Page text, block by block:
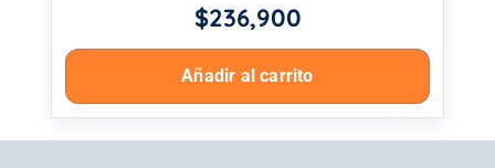
$236,900
Añadir al carrito